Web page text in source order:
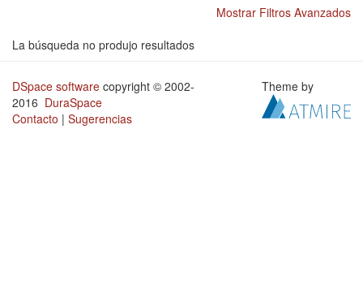
Mostrar Filtros Avanzados
La búsqueda no produjo resultados
DSpace software copyright © 2002-
2016 DuraSpace
Contacto | Sugerencias
Theme by